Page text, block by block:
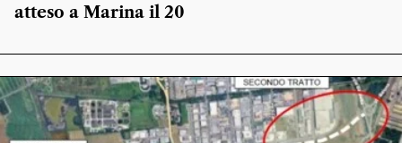
atteso a Marina il 20